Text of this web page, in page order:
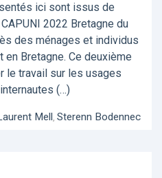
ici sont issus de
2022 Bretagne du
des ménages et individus
Bretagne. Ce deuxième
le travail sur les usages
(…)
Mell , Sterenn Bodennec